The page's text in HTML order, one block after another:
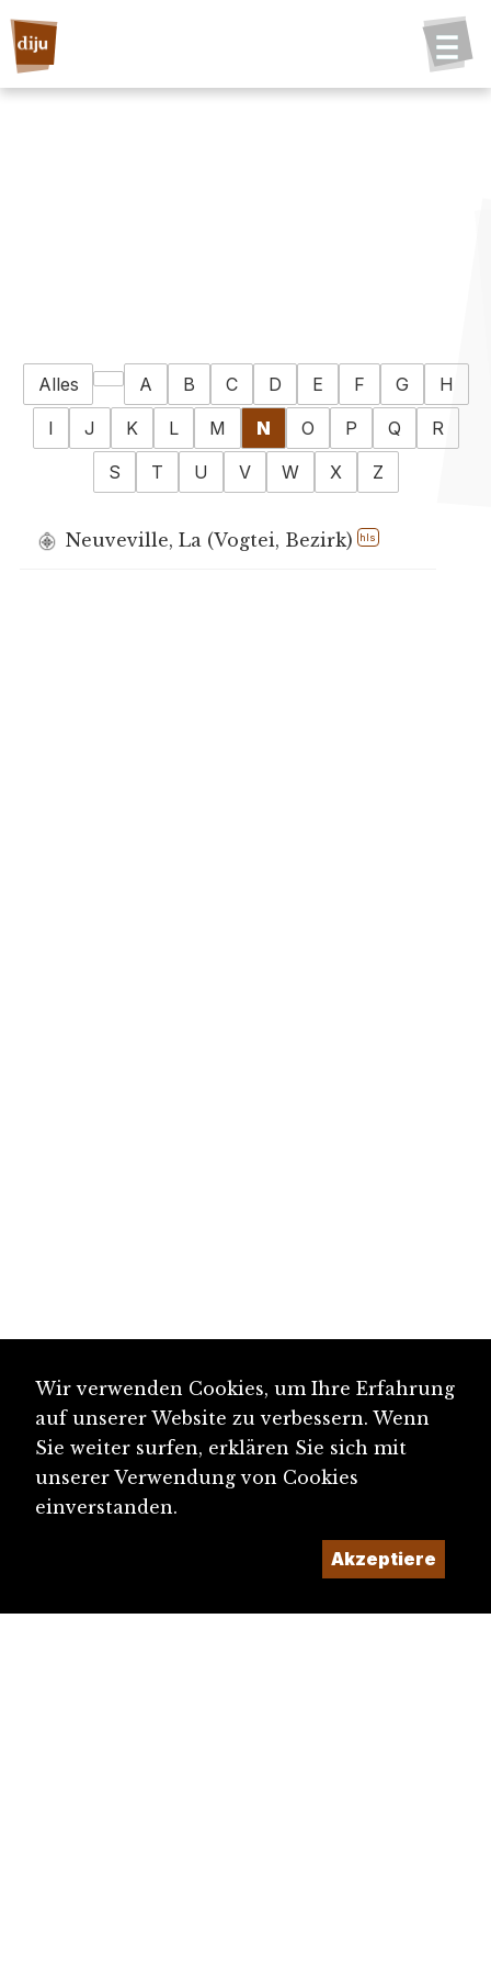
Alles A B C D E F G
H
I
J K L M N O P Q
R
S
T U V W X Z
Neuveville, La (Vogtei, Bezirk) hls
Wir verwenden Cookies, um Ihre Erfahrung
auf unserer Website zu verbessern. Wenn
Sie weiter surfen, erklären Sie sich mit
unserer Verwendung von Cookies
einverstanden.
Akzeptiere